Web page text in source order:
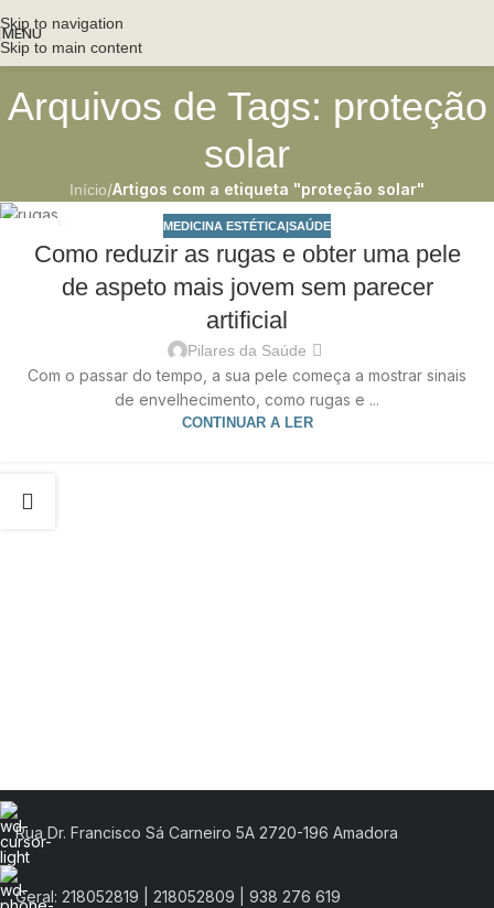
Skip to navigation
Skip to main content
MENU
Arquivos de Tags: proteção
solar
Início/Artigos com a etiqueta "proteção solar"
OUT
MEDICINA ESTÉTICA|SAÚDE
Como reduzir as rugas e obter uma pele
de aspeto mais jovem sem parecer
artificial
Pilares da Saúde
Com o passar do tempo, a sua pele começa a mostrar sinais
de envelhecimento, como rugas e ...
CONTINUAR A LER
Rua Dr. Francisco Sá Carneiro 5A 2720-196 Amadora
Geral: 218052819 | 218052809 | 938 276 619